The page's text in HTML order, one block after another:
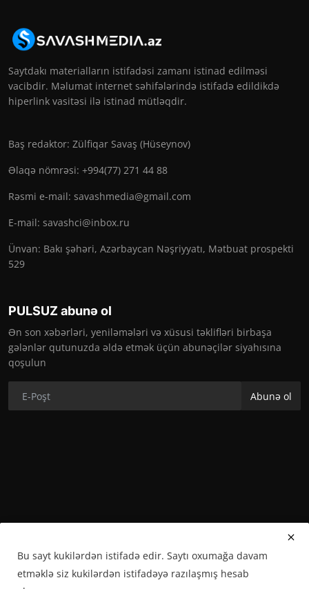
Saytdakı materialların istifadəsi zamanı istinad edilməsi
vacibdir. Məlumat internet səhifələrində istifadə edildikdə
hiperlink vasitəsi ilə istinad mütləqdir.
Baş redaktor: Zülfiqar Savaş (Hüseynov)
Əlaqə nömrəsi: +994(77) 271 44 88
Rəsmi e-mail: savashmedia@gmail.com
E-mail: savashci@inbox.ru
Ünvan: Bakı şəhəri, Azərbaycan Nəşriyyatı, Mətbuat prospekti
529
PULSUZ abunə ol
Ən son xəbərləri, yeniləmələri və xüsusi təklifləri birbaşa
gələnlər qutunuzda əldə etmək üçün abunəçilər siyahısına
qoşulun
Abunə ol
Bu sayt kukilərdən istifadə edir. Saytı oxumağa davam
etməklə siz kukilərdən istifadəyə razılaşmış hesab